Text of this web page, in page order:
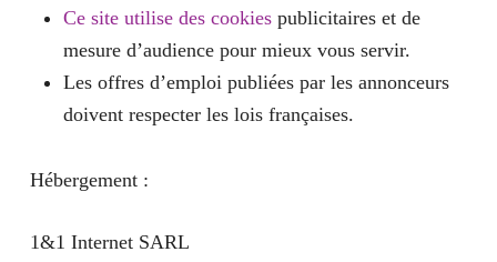
Ce site utilise des cookiespublicitaires et de
mesure d’audience pour mieux vous servir.
Les offres d’emploi publiées par les annonceurs
doivent respecter les lois françaises.
Hébergement :
1&1 Internet SARL